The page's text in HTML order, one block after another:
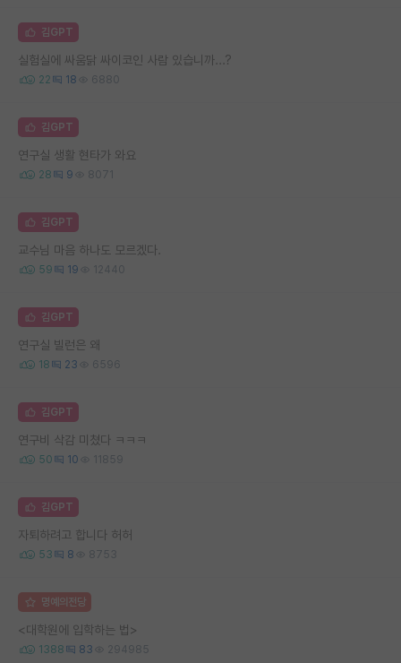
김GPT
실험실에 싸움닭 싸이코인 사람 있습니까...?
22 18 6880
김GPT
연구실 생활 현타가 와요
28 9 8071
김GPT
교수님 마음 하나도 모르겠다.
59 19 12440
김GPT
연구실 빌런은 왜
18 23 6596
김GPT
연구비 삭감 미쳤다 ㅋㅋㅋ
50 10 11859
김GPT
자퇴하려고 합니다 허허
53 8 8753
명예의전당
<대학원에 입학하는 법>
1388 83 294985